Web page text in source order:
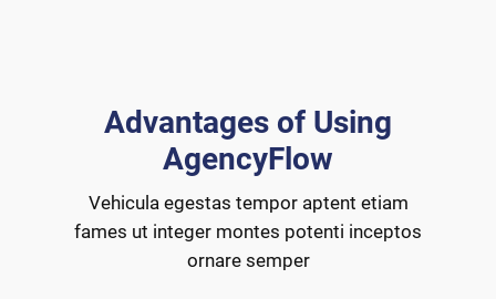
Advantages of Using
AgencyFlow
Vehicula egestas tempor aptent etiam
fames ut integer montes potenti inceptos
ornare semper